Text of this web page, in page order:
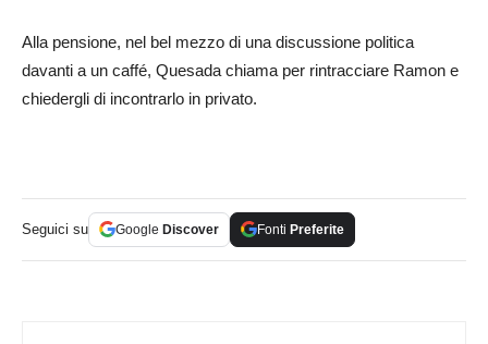
Alla pensione, nel bel mezzo di una discussione politica
davanti a un caffé, Quesada chiama per rintracciare Ramon e
chiedergli di incontrarlo in privato.
Seguici su Google Discover Fonti Preferite